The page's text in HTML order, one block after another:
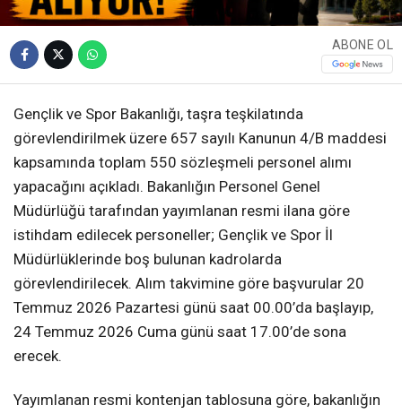
ABONE OL
Gençlik ve Spor Bakanlığı, taşra teşkilatında
görevlendirilmek üzere 657 sayılı Kanunun 4/B maddesi
kapsamında toplam 550 sözleşmeli personel alımı
yapacağını açıkladı. Bakanlığın Personel Genel
Müdürlüğü tarafından yayımlanan resmi ilana göre
istihdam edilecek personeller; Gençlik ve Spor İl
Müdürlüklerinde boş bulunan kadrolarda
görevlendirilecek. Alım takvimine göre başvurular 20
Temmuz 2026 Pazartesi günü saat 00.00’da başlayıp,
24 Temmuz 2026 Cuma günü saat 17.00’de sona
erecek.
Yayımlanan resmi kontenjan tablosuna göre, bakanlığın